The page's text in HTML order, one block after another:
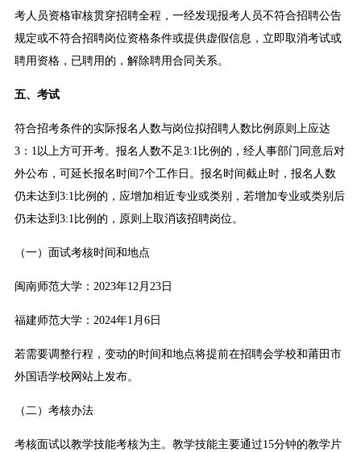
考人员资格审核贯穿招聘全程，一经发现报考人员不符合招聘公告
规定或不符合招聘岗位资格条件或提供虚假信息，立即取消考试或
聘用资格，已聘用的，解除聘用合同关系。
五、考试
符合招考条件的实际报名人数与岗位拟招聘人数比例原则上应达
3：1以上方可开考。报名人数不足3:1比例的，经人事部门同意后对
外公布，可延长报名时间7个工作日。报名时间截止时，报名人数
仍未达到3:1比例的，应增加相近专业或类别，若增加专业或类别后
仍未达到3:1比例的，原则上取消该招聘岗位。
（一）面试考核时间和地点
闽南师范大学：2023年12月23日
福建师范大学：2024年1月6日
若需要调整行程，变动的时间和地点将提前在招聘会学校和莆田市
外国语学校网站上发布。
（二）考核办法
考核面试以教学技能考核为主。教学技能主要通过15分钟的教学片